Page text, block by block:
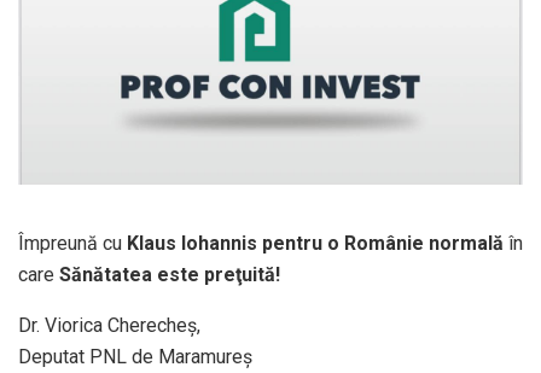
Împreună cu Klaus Iohannis pentru o Românie normală în
care Sănătatea este preţuită!
Dr. Viorica Cherecheş,
Deputat PNL de Maramureş